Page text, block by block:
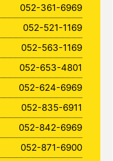
052-361-6969
052-521-1169
052-563-1169
052-653-4801
052-624-6969
052-835-6911
052-842-6969
052-871-6900